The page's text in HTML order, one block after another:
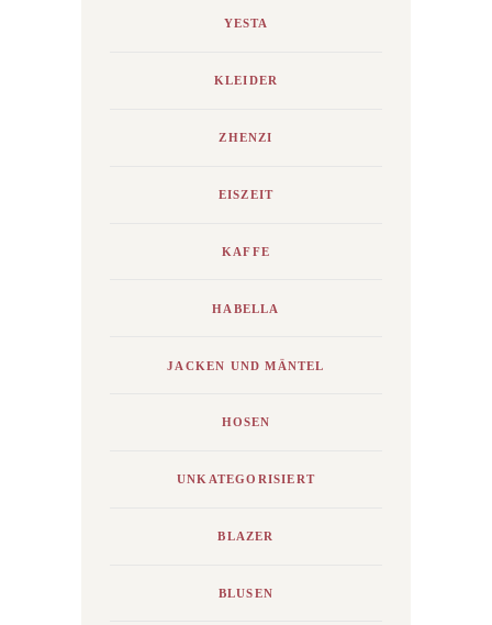
YESTA
KLEIDER
ZHENZI
EISZEIT
KAFFE
HABELLA
JACKEN UND MÄNTEL
HOSEN
UNKATEGORISIERT
BLAZER
BLUSEN